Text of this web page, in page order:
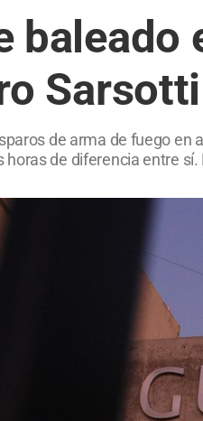
baleado
Sarsotti
de arma de fuego
de diferencia entre sí.